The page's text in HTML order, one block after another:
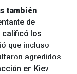
también
de
calificó los
que incluso
agredidos.
en Kiev